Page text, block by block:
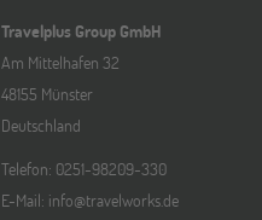
Travelplus Group GmbH
Am Mittelhafen 32
48155 Münster
Deutschland
Telefon: 0251-98209-330
E-Mail: info@travelworks.de